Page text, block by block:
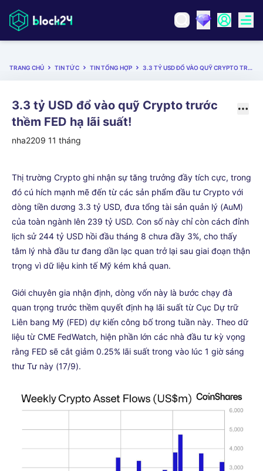
TRANG CHỦ TIN TỨC TIN TỔNG HỢP 3.3 TỶ USD ĐỔ VÀO QUỸ CRYPTO TRƯỚC THỀM FED HẠ LÃI SUẤT!
3.3 tỷ USD đổ vào quỹ Crypto trước
thềm FED hạ lãi suất!
nha2209 11 tháng
Thị trường Crypto ghi nhận sự tăng trưởng đầy tích cực, trong
đó cú hích mạnh mẽ đến từ các sản phẩm đầu tư Crypto với
dòng tiền dương 3.3 tỷ USD, đưa tổng tài sản quản lý (AuM)
của toàn ngành lên 239 tỷ USD. Con số này chỉ còn cách đỉnh
lịch sử 244 tỷ USD hồi đầu tháng 8 chưa đầy 3%, cho thấy
tâm lý nhà đầu tư đang dần lạc quan trở lại sau giai đoạn thận
trọng vì dữ liệu kinh tế Mỹ kém khả quan.
Giới chuyên gia nhận định, dòng vốn này là bước chạy đà
quan trọng trước thềm quyết định hạ lãi suất từ Cục Dự trữ
Liên bang Mỹ (FED) dự kiến công bố trong tuần này. Theo dữ
liệu từ CME FedWatch, hiện phần lớn các nhà đầu tư kỳ vọng
rằng FED sẽ cắt giảm 0.25% lãi suất trong vào lúc 1 giờ sáng
thư Tư này (17/9).